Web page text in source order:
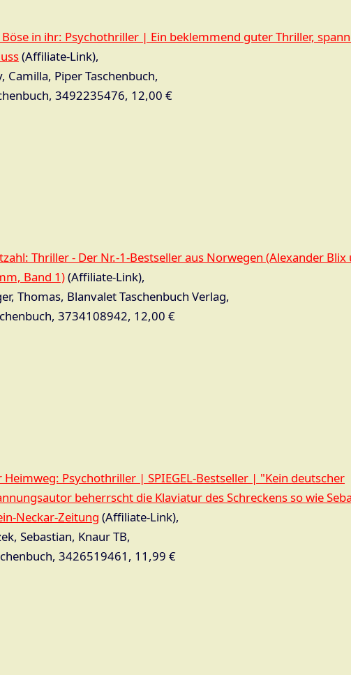
Böse in ihr: Psychothriller | Ein beklemmend guter Thriller,
(Affiliate-Link),
Camilla, Piper Taschenbuch,
3492235476, 12,00 €
Thriller - Der Nr.-1-Bestseller aus Norwegen (Alexander Blix
Band 1)(Affiliate-Link),
Thomas, Blanvalet Taschenbuch Verlag,
3734108942, 12,00 €
Heimweg: Psychothriller | SPIEGEL-Bestseller | "Kein deutscher
beherrscht die Klaviatur des Schreckens so wie
Neckar-Zeitung (Affiliate-Link),
Sebastian, Knaur TB,
3426519461, 11,99 €